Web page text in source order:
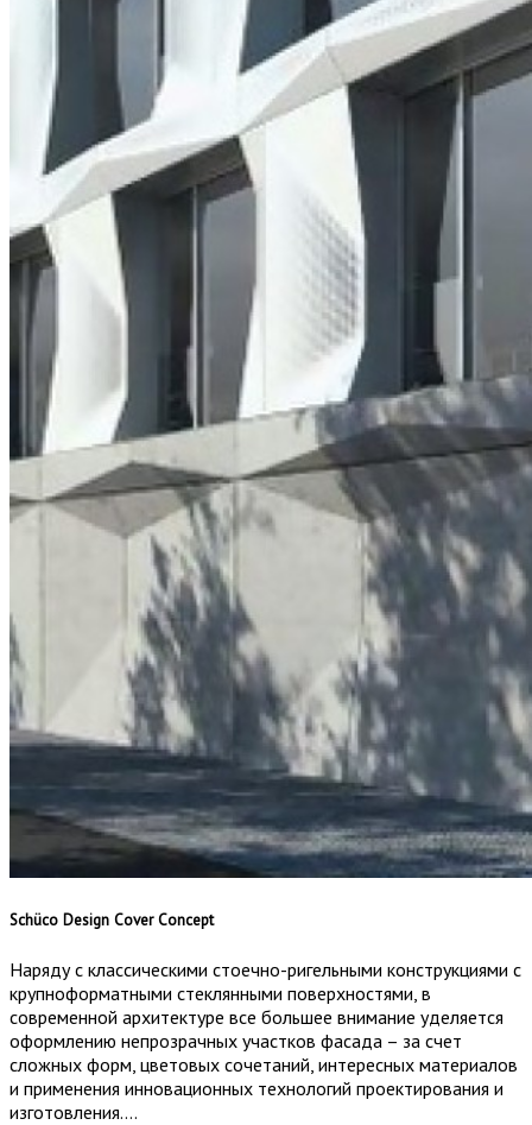
Schüco Design Cover Concept
Наряду с классическими стоечно-ригельными конструкциями с
крупноформатными стеклянными поверхностями, в
современной архитектуре все большее внимание уделяется
оформлению непрозрачных участков фасада – за счет
сложных форм, цветовых сочетаний, интересных материалов
и применения инновационных технологий проектирования и
изготовления….